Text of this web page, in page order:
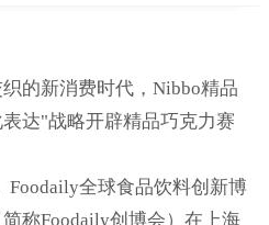
的新消费时代，Nibbo精品
达"战略开辟精品巧克力赛
Foodaily全球食品饮料创新博
称Foodaily创博会）在上海